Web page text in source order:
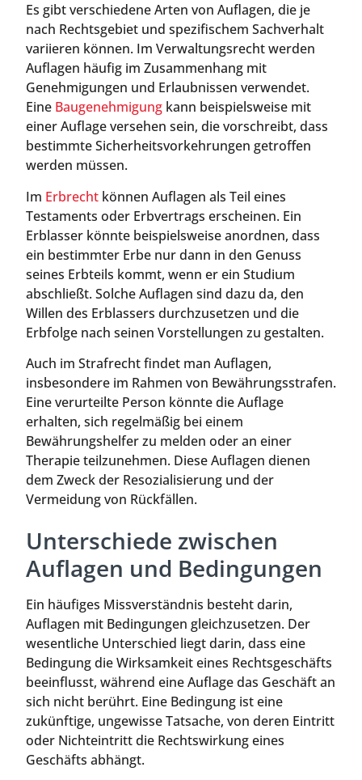
Es gibt verschiedene Arten von Auflagen, die je
nach Rechtsgebiet und spezifischem Sachverhalt
variieren können. Im Verwaltungsrecht werden
Auflagen häufig im Zusammenhang mit
Genehmigungen und Erlaubnissen verwendet.
Eine Baugenehmigung kann beispielsweise mit
einer Auflage versehen sein, die vorschreibt, dass
bestimmte Sicherheitsvorkehrungen getroffen
werden müssen.
Im Erbrecht können Auflagen als Teil eines
Testaments oder Erbvertrags erscheinen. Ein
Erblasser könnte beispielsweise anordnen, dass
ein bestimmter Erbe nur dann in den Genuss
seines Erbteils kommt, wenn er ein Studium
abschließt. Solche Auflagen sind dazu da, den
Willen des Erblassers durchzusetzen und die
Erbfolge nach seinen Vorstellungen zu gestalten.
Auch im Strafrecht findet man Auflagen,
insbesondere im Rahmen von Bewährungsstrafen.
Eine verurteilte Person könnte die Auflage
erhalten, sich regelmäßig bei einem
Bewährungshelfer zu melden oder an einer
Therapie teilzunehmen. Diese Auflagen dienen
dem Zweck der Resozialisierung und der
Vermeidung von Rückfällen.
Unterschiede zwischen
Auflagen und Bedingungen
Ein häufiges Missverständnis besteht darin,
Auflagen mit Bedingungen gleichzusetzen. Der
wesentliche Unterschied liegt darin, dass eine
Bedingung die Wirksamkeit eines Rechtsgeschäfts
beeinflusst, während eine Auflage das Geschäft an
sich nicht berührt. Eine Bedingung ist eine
zukünftige, ungewisse Tatsache, von deren Eintritt
oder Nichteintritt die Rechtswirkung eines
Geschäfts abhängt.